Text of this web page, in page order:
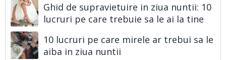
Ghid de supravietuire in ziua nuntii: 10
lucruri pe care trebuie sa le ai la tine
10 lucruri pe care mirele ar trebui sa le
aiba in ziua nuntii